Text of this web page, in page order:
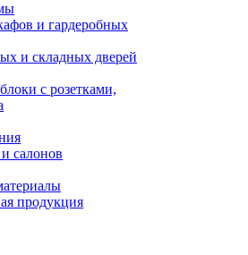
и гардеробных
и складных дверей
с розетками,
салонов
продукция